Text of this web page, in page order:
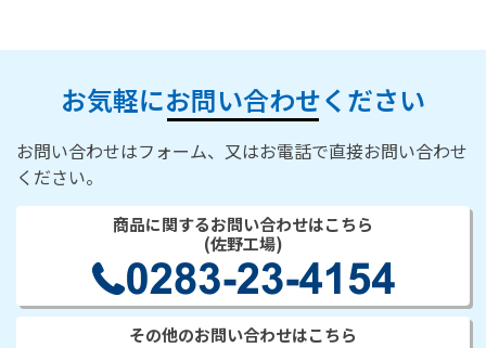
にくい」 お気軽にお問い合
お気軽にお問い合わせください
お問い合わせはフォーム、又はお電話で直接お問い合わせ
ください。
商品に関するお問い合わせはこちら
(佐野工場)
その他のお問い合わせはこちら